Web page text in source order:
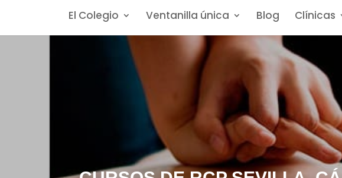
El Colegio Ventanilla única Blog Clínicas